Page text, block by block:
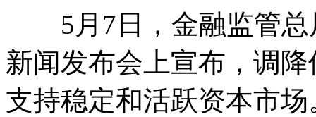
5月7日，金融监管总
新闻发布会上宣布，调
支持稳定和活跃资本市场